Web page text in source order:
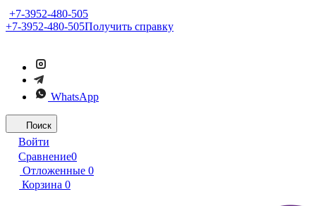
+7-3952-480-505
+7-3952-480-505Получить справку
WhatsApp
Поиск
Войти
Сравнение0
Отложенные 0
Корзина 0